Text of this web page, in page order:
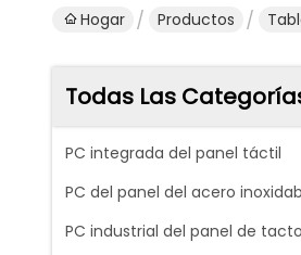
Hogar Productos
Todas Las
PC integrada del panel táctil
PC del panel del acero
PC industrial del panel de tacto